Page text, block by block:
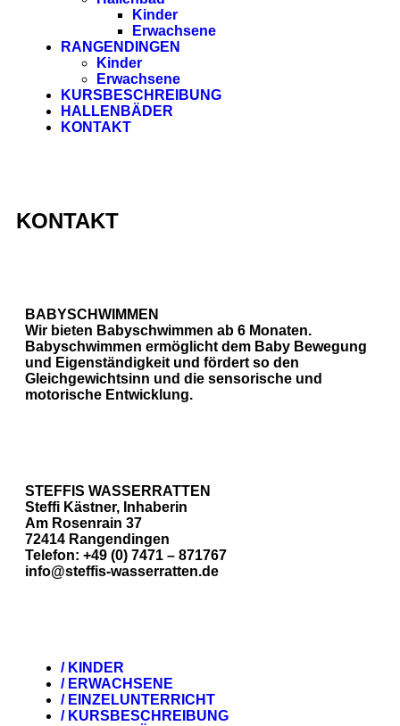
Kinder
Erwachsene
RANGENDINGEN
Kinder
Erwachsene
KURSBESCHREIBUNG
HALLENBÄDER
KONTAKT
KONTAKT
BABYSCHWIMMEN
Wir bieten Babyschwimmen ab 6 Monaten.
Babyschwimmen ermöglicht dem Baby Bewegung
und Eigenständigkeit und fördert so den
Gleichgewichtsinn und die sensorische und
motorische Entwicklung.
STEFFIS WASSERRATTEN
Steffi Kästner, Inhaberin
Am Rosenrain 37
72414 Rangendingen
Telefon: +49 (0) 7471 – 871767
info@steffis-wasserratten.de
/ KINDER
/ ERWACHSENE
/ EINZELUNTERRICHT
/ KURSBESCHREIBUNG